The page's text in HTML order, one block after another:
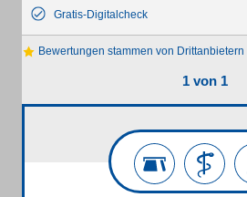
Gratis-Digitalcheck
Bewertungen stammen von Drittanbietern
1 von 1